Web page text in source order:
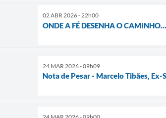
02 ABR 2026 - 22h00
ONDE A FÉ DESENHA O
24 MAR 2026 - 09h09
Nota de Pesar - Marcelo Tibães,